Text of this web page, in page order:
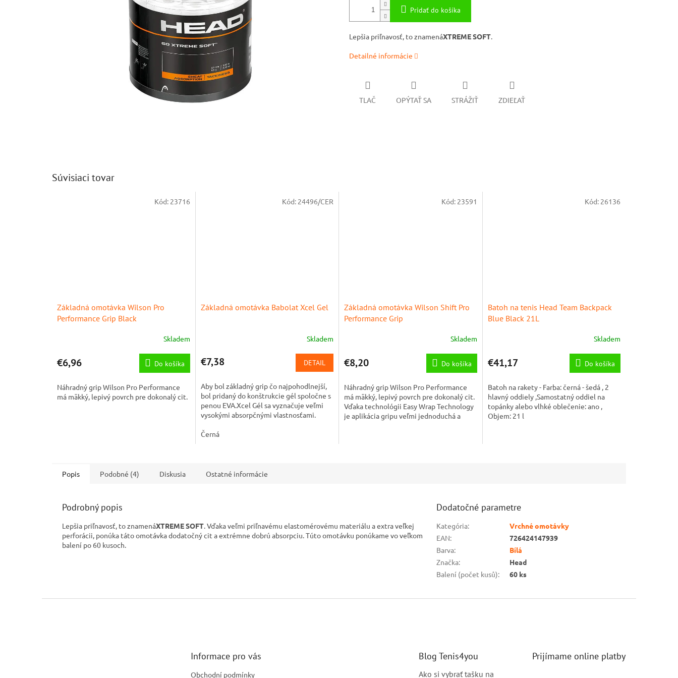
Pridať do košíka
Lepšia priľnavosť, to znamenáXTREME SOFT.
Detailné informácie
TLAČ OPÝTAŤ SA STRÁŽIŤ ZDIEĽAŤ
Súvisiaci tovar
Základná omotávka Wilson Pro
Performance Grip Black
Skladem
€6,96 Do košíka
Náhradný grip Wilson Pro Performance
má mäkký, lepivý povrch pre dokonalý cit.
Kód: 23716
Základná omotávka Babolat Xcel Gel
Skladem
€7,38 DETAIL
Aby bol základný grip čo najpohodlnejší,
bol pridaný do konštrukcie gél spoločne s
penou EVA.Xcel Gél sa vyznačuje veľmi
vysokými absorpčnými vlastnosťami.
Černá
Kód: 24496/CER
Základná omotávka Wilson Shift Pro
Performance Grip
Skladem
€8,20 Do košíka
Náhradný grip Wilson Pro Performance
má mäkký, lepivý povrch pre dokonalý cit.
Vďaka technológii Easy Wrap Technology
je aplikácia gripu veľmi jednoduchá a
Kód: 23591
Batoh na tenis Head Team Backpack
Blue Black 21L
Skladem
€41,17 Do košíka
Batoh na rakety - Farba: černá - šedá , 2
hlavný oddiely ,Samostatný oddiel na
topánky alebo vlhké oblečenie: ano ,
Objem: 21 l
Kód: 26136
Popis Podobné (4) Diskusia Ostatné informácie
Podrobný popis
Lepšia priľnavosť, to znamenáXTREME SOFT. Vďaka veľmi priľnavému elastomérovému materiálu a extra veľkej
perforácii, ponúka táto omotávka dodatočný cit a extrémne dobrú absorpciu. Túto omotávku ponúkame vo veľkom
balení po 60 kusoch.
Dodatočné parametre
Kategória:
Vrchné omotávky
EAN:
726424147939
Barva:
Bílá
Značka:
Head
Balení (počet kusů): 60 ks
Informace pro vás
Obchodní podmínky
Blog Tenis4you
Ako si vybrať tašku na
Prijímame online platby